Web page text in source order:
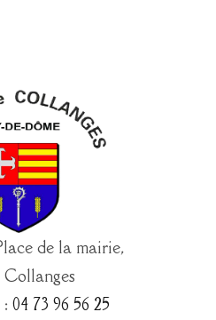
de la mairie,
Collanges
04 73 96 56 25